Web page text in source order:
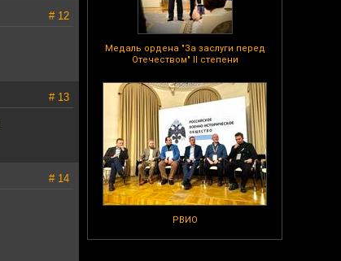
Медаль ордена "За заслуги перед
Отечеством" II степени
РВИО
# 12
# 13
# 14